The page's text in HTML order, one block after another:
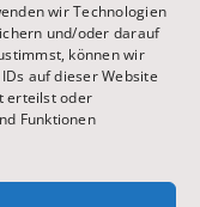
wir Technologien
und/oder darauf
können wir
auf dieser Website
erteilst oder
Funktionen